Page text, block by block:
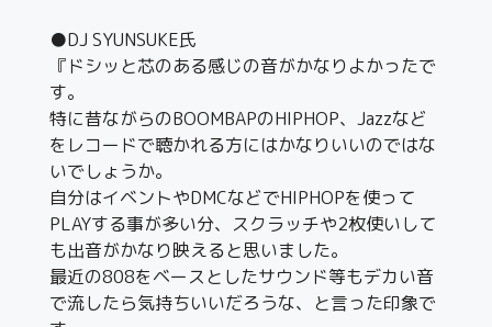
●DJ SYUNSUKE氏
『ドシッと芯のある感じの音がかなりよかったで
す。
特に昔ながらのBOOMBAPのHIPHOP、Jazzなど
をレコードで聴かれる方にはかなりいいのではな
いでしょうか。
自分はイベントやDMCなどでHIPHOPを使って
PLAYする事が多い分、スクラッチや2枚使いして
も出音がかなり映えると思いました。
最近の808をベースとしたサウンド等もデカい音
で流したら気持ちいいだろうな、と言った印象で